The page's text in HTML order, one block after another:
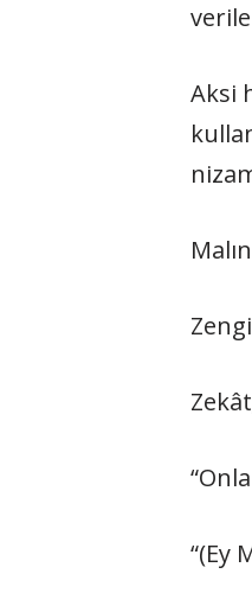
Aksi
“(Ey